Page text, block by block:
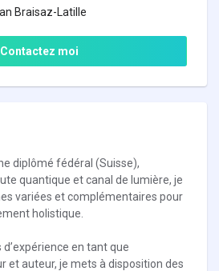
Braisaz-Latille
Contactez moi
diplômé fédéral (Suisse),
quantique et canal de lumière, je
variées et complémentaires pour
holistique.
en tant que
et auteur, je mets à disposition des